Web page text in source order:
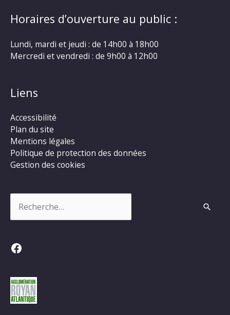
Horaires d’ouverture au public :
Lundi, mardi et jeudi : de 14h00 à 18h00
Mercredi et vendredi : de 9h00 à 12h00
Liens
Accessibilité
Plan du site
Mentions légales
Politique de protection des données
Gestion des cookies
Facebook